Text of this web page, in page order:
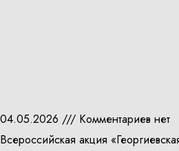
04.05.2026
Комментариев нет
Всероссийская акция